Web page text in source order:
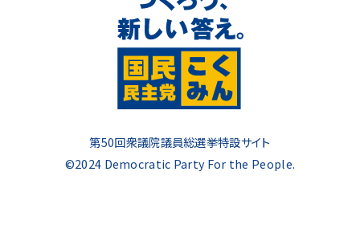
第50回衆議院議員総選挙特設サイト
©2024 Democratic Party For the People.